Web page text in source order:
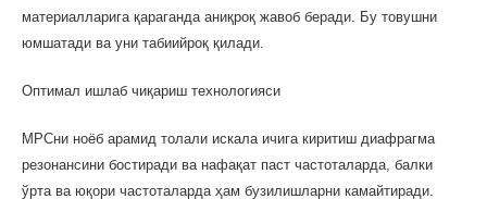
материалларига қараганда аниқроқ жавоб беради. Бу товушни
юмшатади ва уни табиийроқ қилади.
Оптимал ишлаб чиқариш технологияси
МРCни ноёб арамид толали искала ичига киритиш диафрагма
резонансини бостиради ва нафақат паст частоталарда, балки
ўрта ва юқори частоталарда ҳам бузилишларни камайтиради.